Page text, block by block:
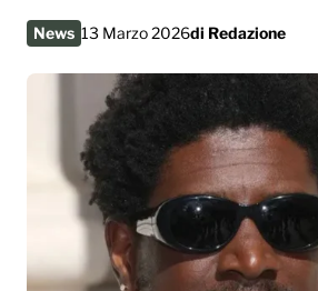
News 13 Marzo 2026di Redazione